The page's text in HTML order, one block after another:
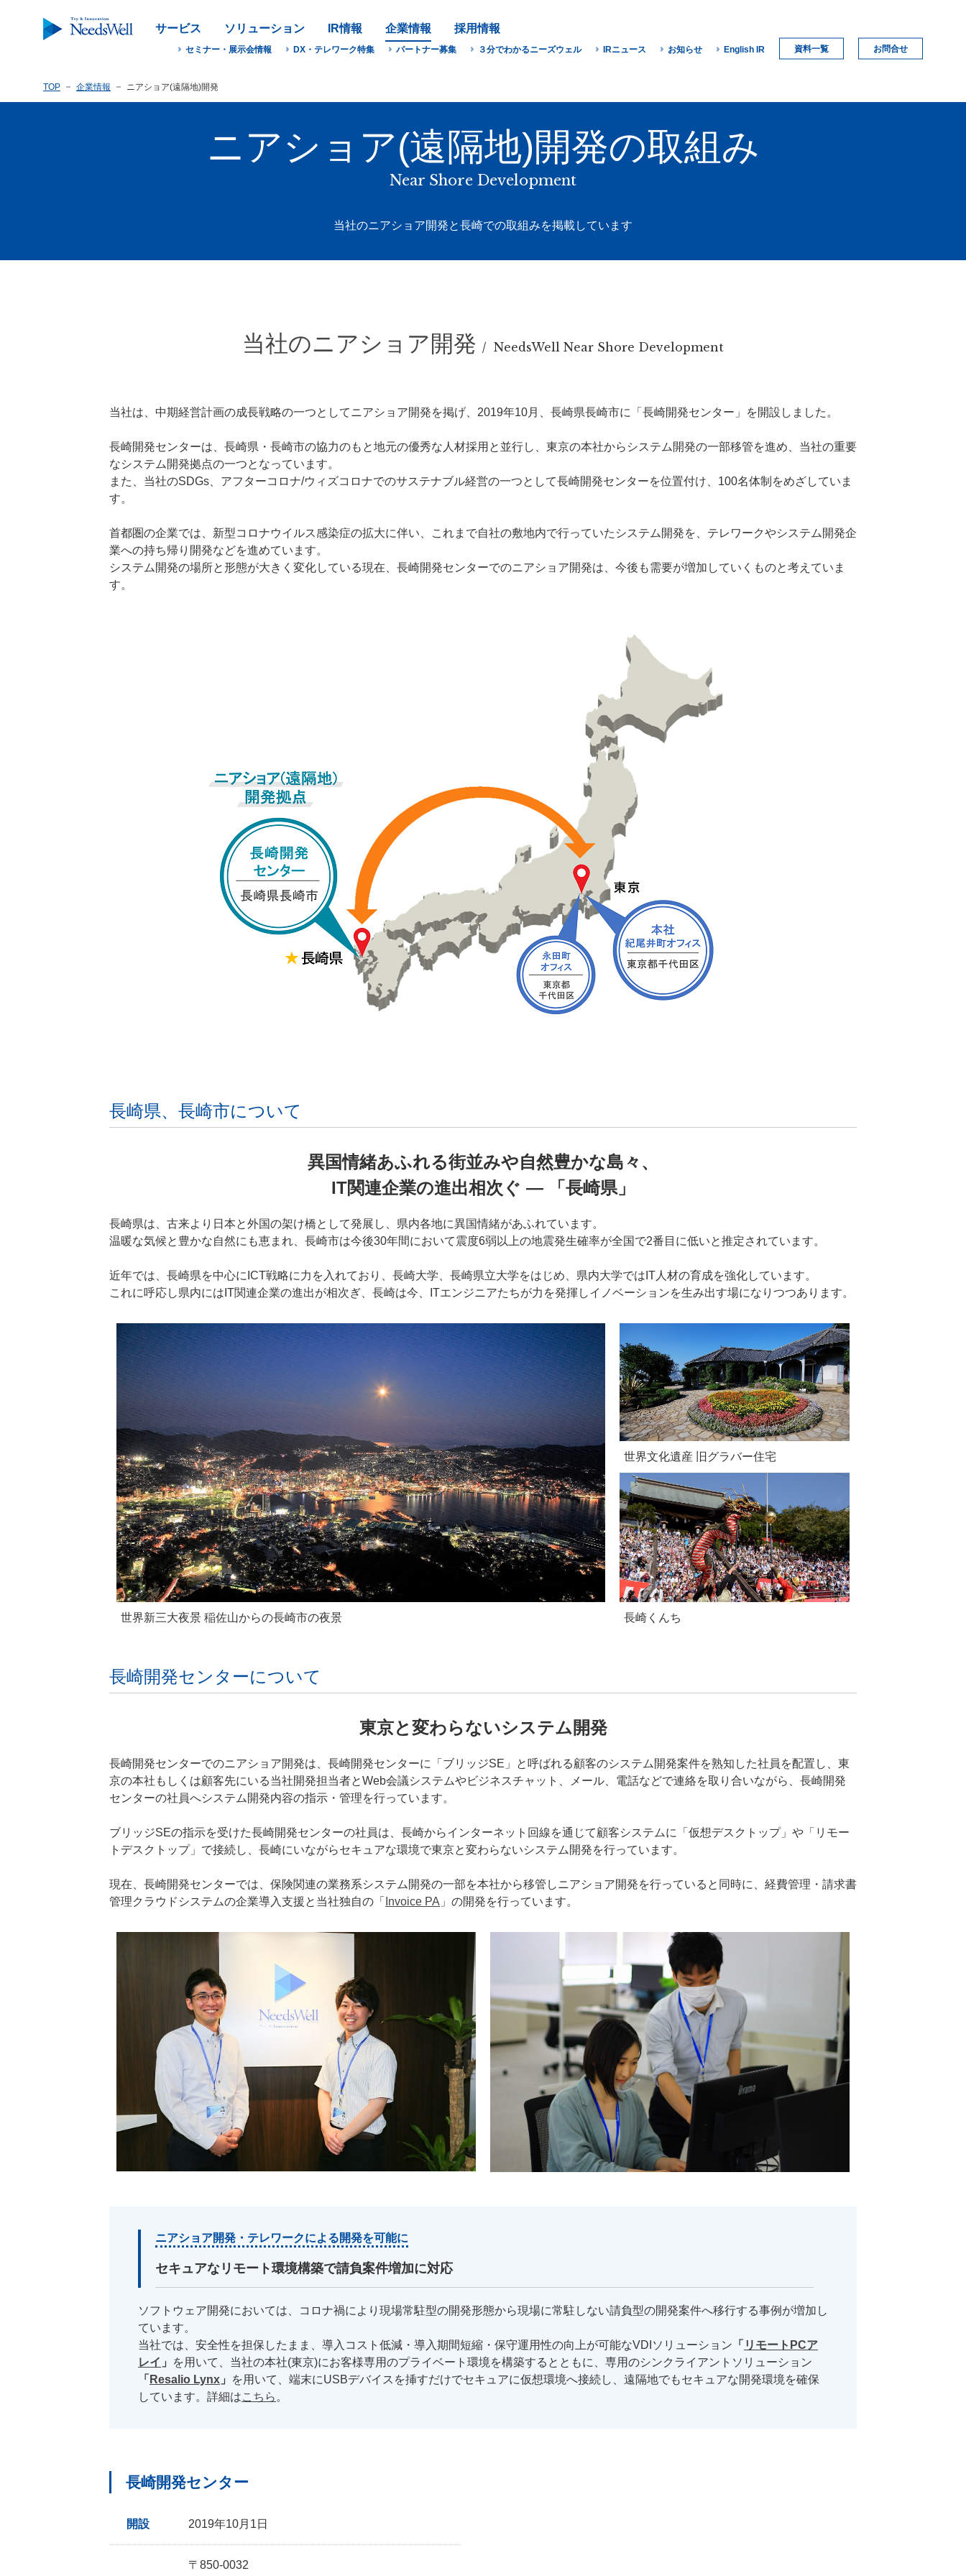
サービス ソリューション IR情報 企業情報 採用情報
セミナー・展示会情報 DX・テレワーク特集 パートナー募集 ３分でわかるニーズウェル IRニュース お知らせ English IR 資料一覧 お問合せ
TOP 企業情報 ニアショア(遠隔地)開発
ニアショア(遠隔地)開発の取組み
Near Shore Development
当社のニアショア開発と長崎での取組みを掲載しています
当社のニアショア開発 NeedsWell Near Shore Development
当社は、中期経営計画の成長戦略の一つとしてニアショア開発を掲げ、2019年10月、長崎県長崎市に「長崎開発センター」を開設しました。
長崎開発センターは、長崎県・長崎市の協力のもと地元の優秀な人材採用と並行し、東京の本社からシステム開発の一部移管を進め、当社の重要
なシステム開発拠点の一つとなっています。
また、当社のSDGs、アフターコロナ/ウィズコロナでのサステナブル経営の一つとして長崎開発センターを位置付け、100名体制をめざしていま
す。
首都圏の企業では、新型コロナウイルス感染症の拡大に伴い、これまで自社の敷地内で行っていたシステム開発を、テレワークやシステム開発企
業への持ち帰り開発などを進めています。
システム開発の場所と形態が大きく変化している現在、長崎開発センターでのニアショア開発は、今後も需要が増加していくものと考えていま
す。
長崎県、長崎市について
異国情緒あふれる街並みや自然豊かな島々、
IT関連企業の進出相次ぐ ― 「長崎県」
長崎県は、古来より日本と外国の架け橋として発展し、県内各地に異国情緒があふれています。
温暖な気候と豊かな自然にも恵まれ、長崎市は今後30年間において震度6弱以上の地震発生確率が全国で2番目に低いと推定されています。
近年では、長崎県を中心にICT戦略に力を入れており、長崎大学、長崎県立大学をはじめ、県内大学ではIT人材の育成を強化しています。
これに呼応し県内にはIT関連企業の進出が相次ぎ、長崎は今、ITエンジニアたちが力を発揮しイノベーションを生み出す場になりつつあります。
世界新三大夜景 稲佐山からの長崎市の夜景
世界文化遺産 旧グラバー住宅
長崎くんち
長崎開発センターについて
東京と変わらないシステム開発
長崎開発センターでのニアショア開発は、長崎開発センターに「ブリッジSE」と呼ばれる顧客のシステム開発案件を熟知した社員を配置し、東
京の本社もしくは顧客先にいる当社開発担当者とWeb会議システムやビジネスチャット、メール、電話などで連絡を取り合いながら、長崎開発
センターの社員へシステム開発内容の指示・管理を行っています。
ブリッジSEの指示を受けた長崎開発センターの社員は、長崎からインターネット回線を通じて顧客システムに「仮想デスクトップ」や「リモー
トデスクトップ」で接続し、長崎にいながらセキュアな環境で東京と変わらないシステム開発を行っています。
現在、長崎開発センターでは、保険関連の業務系システム開発の一部を本社から移管しニアショア開発を行っていると同時に、経費管理・請求書
管理クラウドシステムの企業導入支援と当社独自の「
Invoice PA 」の開発を行っています。
ニアショア開発・テレワークによる開発を可能に
セキュアなリモート環境構築で請負案件増加に対応
ソフトウェア開発においては、コロナ禍により現場常駐型の開発形態から現場に常駐しない請負型の開発案件へ移行する事例が増加し
ています。
当社では、安全性を担保したまま、導入コスト低減・導入期間短縮・保守運用性の向上が可能なVDIソリューション 「 リモートPCア
レイ 」
を用いて、当社の本社(東京)にお客様専用のプライベート環境を構築するとともに、専用のシンクライアントソリューション
「 Resalio Lynx 」
を用いて、端末にUSBデバイスを挿すだけでセキュアに仮想環境へ接続し、遠隔地でもセキュアな開発環境を確保
しています。詳細はこちら 。
長崎開発センター
開設 2019年10月1日
〒850-0032